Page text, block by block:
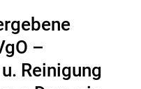
–
Reinigung